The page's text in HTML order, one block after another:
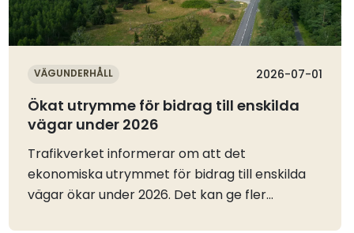
VÄGUNDERHÅLL 2026-07-01
Ökat utrymme för bidrag till enskilda
vägar under 2026
Trafikverket informerar om att det
ekonomiska utrymmet för bidrag till enskilda
vägar ökar under 2026. Det kan ge fler